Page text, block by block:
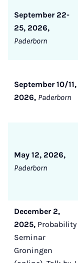
September 22-
25, 2026,
Paderborn
September 10/11,
2026, Paderborn
May 12, 2026,
Paderborn
December 2,
2025, Probability
Seminar
Groningen